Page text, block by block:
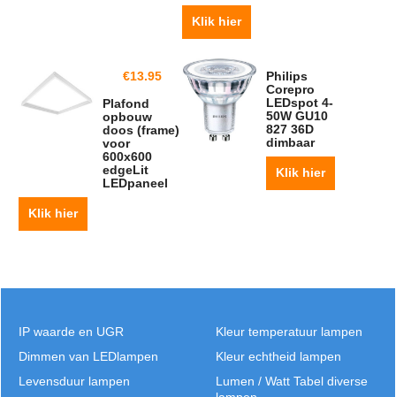
Klik hier
€13.95
Plafond
opbouw
doos (frame)
voor
600x600
edgeLit
LEDpaneel
Klik hier
Philips
Corepro
LEDspot 4-
50W GU10
827 36D
dimbaar
Klik hier
Kleur temperatuur lampen
Kleur echtheid lampen
Lumen / Watt Tabel diverse
IP waarde en UGR
Dimmen van LEDlampen
Levensduur lampen